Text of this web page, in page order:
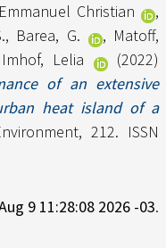
Christian
,
, Barea, G. , Matoff,
Imhof, Lelia
(2022)
of an extensive
heat island of a
212. ISSN
9 11:28:08 2026 -03.